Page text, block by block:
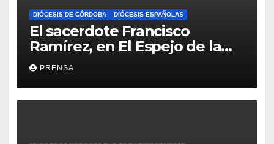
DIÓCESIS DE CÓRDOBA DIÓCESIS ESPAÑOLAS
El sacerdote Francisco
Ramírez, en El Espejo de la
Iglesia
PRENSA